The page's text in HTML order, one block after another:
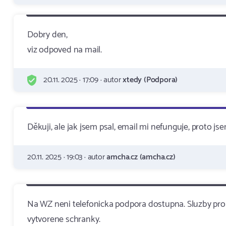
Dobry den,
viz odpoved na mail.
20.11. 2025 · 17:09 · autorxtedy (Podpora)
Děkuji, ale jak jsem psal, email mi nefunguje, proto
20.11. 2025 · 19:03 · autoramcha.cz (amcha.cz)
Na WZ neni telefonicka podpora dostupna. Sluzby
vytvorene schranky.